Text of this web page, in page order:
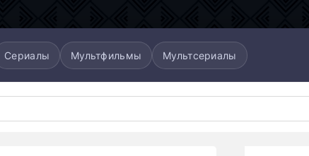
Сериалы Мультфильмы Мультсериалы